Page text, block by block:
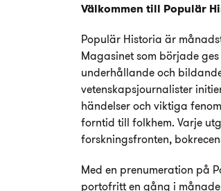
Välkommen till Populär
Populär Historia är
Magasinet som började
underhållande och
vetenskapsjournalister
händelser och viktiga
forntid till folkhem. Varje
forskningsfronten,
Med en prenumeration på
portofritt en gång i